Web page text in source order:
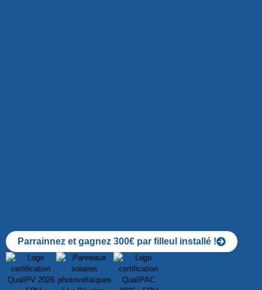
Parrainnez et gagnez 300€ par filleul installé !